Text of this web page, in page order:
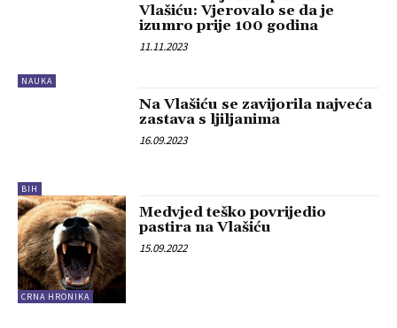
NAUKA
Vlašiću: Vjerovalo se da je
izumro prije 100 godina
11.11.2023
BIH
Na Vlašiću se zavijorila najveća
zastava s ljiljanima
16.09.2023
CRNA HRONIKA
Medvjed teško povrijedio
pastira na Vlašiću
15.09.2022